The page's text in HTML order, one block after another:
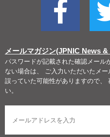
メールマガジン(JPNIC News
パスワードが記載された確認メール
ない場合は、 ご入力いただいたメ
誤っていた可能性がありますので、
い。